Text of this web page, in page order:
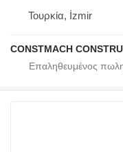
Τουρκία, İzmir
CONSTMACH